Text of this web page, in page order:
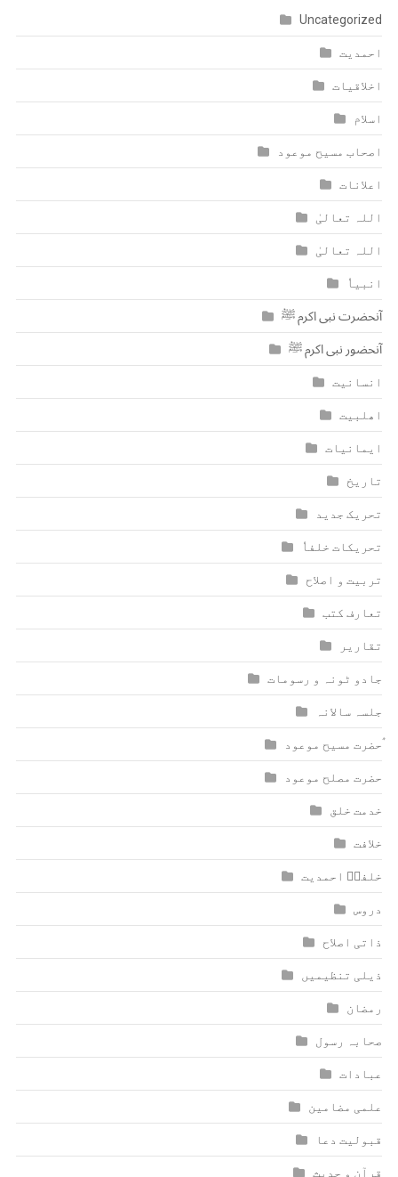
Uncategorized
احمدیت
اخلاقیات
اسلام
اصحاب مسیح موعود
اعلانات
اللہ تعالیٰ
اللہ تعالیٰ
انبیاٗ
آنحضرت نبی اکرم ﷺ
آنحضور نبی اکرم ﷺ
انسانیت
اھلبیت
ایمانیات
تاریخ
تحریک جدید
تحریکات خلفاٗ
تربیت و اصلاح
تعارف کتب
تقاریر
جادو ٹونہ و رسومات
جلسہ سالانہ
ٰؑحضرت مسیح موعود
حضرت مصلح موعود
خدمت خلق
خلافت
خلفاؑ احمدیت
دروس
ذاتی اصلاح
ذیلی تنظیمیں
رمضان
صحابہ رسول
عبادات
علمی مضامین
قبولیت دعا
قرآن و حدیث